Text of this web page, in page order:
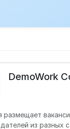
DemoWork
размещает
из разных